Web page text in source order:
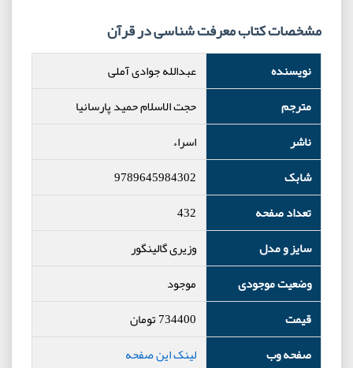
مشخصات کتاب معرفت شناسی در قرآن
نویسنده
عبدالله جوادی آملی
مترجم
حجت الاسلام حمید پارسانیا
ناشر
اسراء
شابک
9789645984302
تعداد صفحه
432
سایز و مدل
وزیری گالینگور
وضعیت موجودی
موجود
قیمت
734400تومان
صفحه وب
لینک این صفحه